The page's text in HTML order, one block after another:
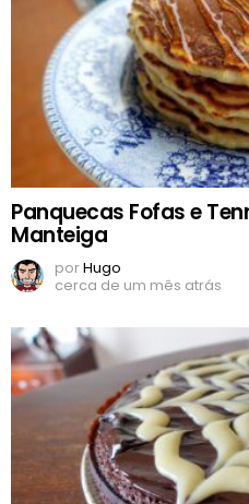
Panquecas Fofas e
Manteiga
porHugo
cerca de um mês atrás